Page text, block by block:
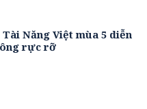
Tài Năng Việt mùa 5 diễn
rực rỡ